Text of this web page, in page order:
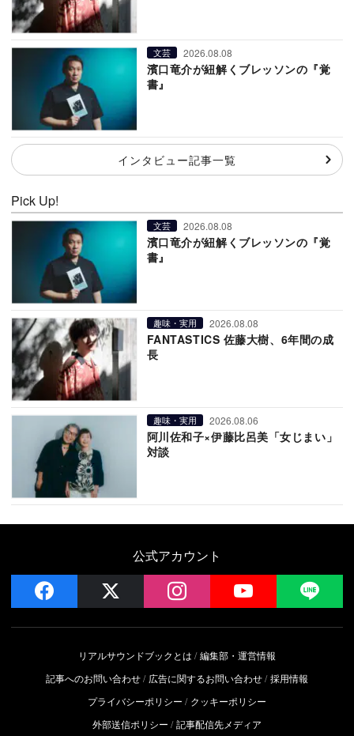
文芸 2026.08.08
濱口竜介が紐解くブレッソンの『覚
書』
インタビュー記事一覧
Pick Up!
文芸 2026.08.08
濱口竜介が紐解くブレッソンの『覚
書』
趣味・実用 2026.08.08
FANTASTICS 佐藤大樹、6年間の成
長
趣味・実用 2026.08.06
阿川佐和子×伊藤比呂美「女じまい」
対談
公式アカウント
facebook instagram YouTube
リアルサウンドブックとは
編集部・運営情報
記事へのお問い合わせ
広告に関するお問い合わせ 採用情報
プライバシーポリシー
クッキーポリシー
外部送信ポリシー
記事配信先メディア